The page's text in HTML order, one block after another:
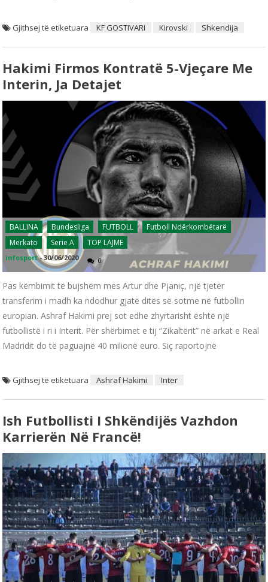
Gjithsej të etiketuara KF GOSTIVARI Kirovski Shkendija
Hakimi Firmos Kontratë 5-Vjeçare Me
Interin, Ja Detajet
BALLINA Bundesliga FUTBOLL
Futboll Ndërkombëtarë
Merkato
Serie A TOP LAJME
infosport -30/06/2020 0
Pas këmbimit të bujshëm mes Artur dhe Pjaniç, një tjetër
transferim i madh ka ndodhur gjatë ditës së sotme në futbollin
europian. Ashraf Hakimi prej sot edhe zhyrtarisht është një
futbollistë i ri i Interit. Për shërbimet e tij “Zikaltërit” në arkat e Real
Madridit do të paguajnë 40 milionë euro. Siç raportojnë
Gjithsej të etiketuara Ashraf Hakimi Inter
Ish Futbollisti I Shkëndijës Vazhdon
Karrierën Në Francë!